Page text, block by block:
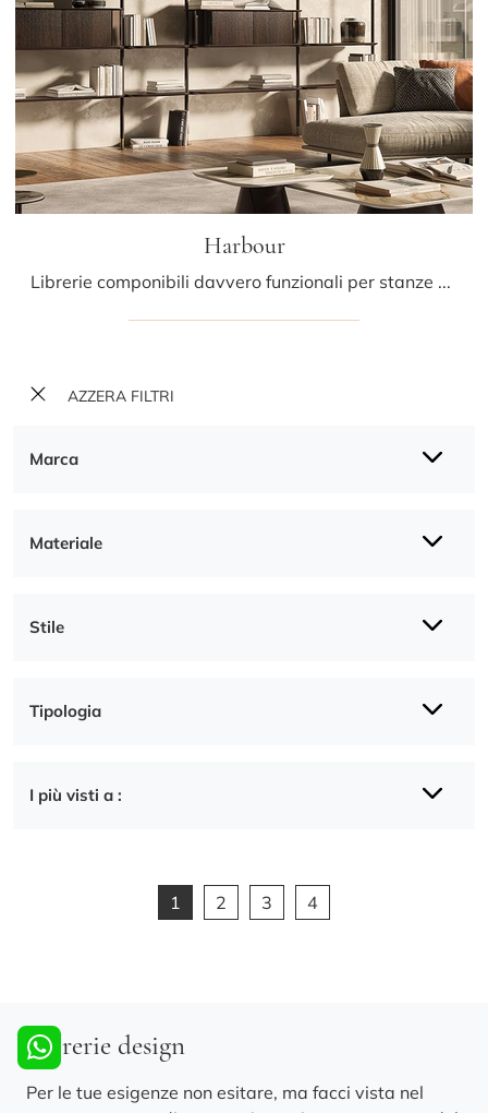
AZZERA FILTRI
Marca
Materiale
Stile
Tipologia
I più visti a :
Harbour
Librerie componibili davvero funzionali per stanze design: scopri di più sul modello Harbour del marchio Cattelan Italia!
1 2 3 4
Librerie design
Per le tue esigenze non esitare, ma facci vista nel